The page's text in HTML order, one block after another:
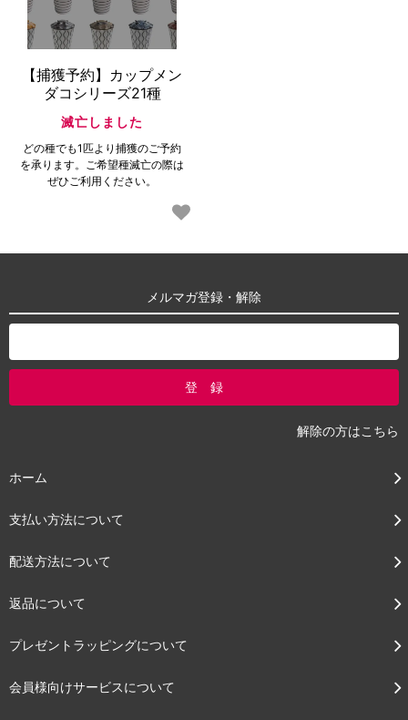
【捕獲予約】カップメン
ダコシリーズ21種
滅亡しました
どの種でも1匹より捕獲のご予約
を承ります。ご希望種滅亡の際は
ぜひご利用ください。
メルマガ登録・解除
解除の方はこちら
ホーム
支払い方法について
配送方法について
返品について
プレゼントラッピングについて
会員様向けサービスについて